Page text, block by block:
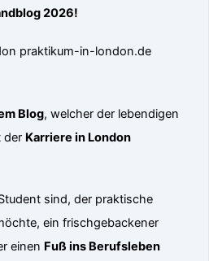
2026!
Blog, welcher der lebendigen
der Karriere in London
sind, der praktische
ein frischgebackener
einen Fuß ins Berufsleben